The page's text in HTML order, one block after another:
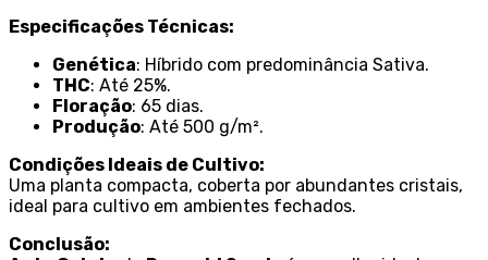
Especificações Técnicas:
Genética: Híbrido com predominância Sativa.
THC: Até 25%.
Floração: 65 dias.
Produção: Até 500 g/m².
Condições Ideais de Cultivo:
Uma planta compacta, coberta por abundantes cristais,
ideal para cultivo em ambientes fechados.
Conclusão: